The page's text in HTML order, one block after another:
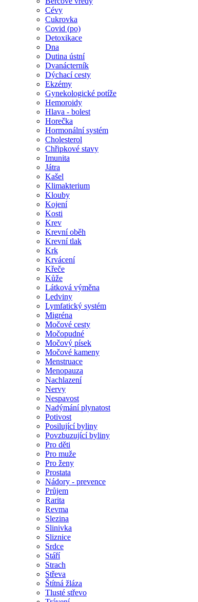
Cévy
Cukrovka
Covid (po)
Detoxikace
Dna
Dutina ústní
Dvanácterník
Dýchací cesty
Ekzémy
Gynekologické potíže
Hemoroidy
Hlava - bolest
Horečka
Hormonální systém
Cholesterol
Chřipkové stavy
Imunita
Játra
Kašel
Klimakterium
Klouby
Kojení
Kosti
Krev
Krevní oběh
Krevní tlak
Krk
Krvácení
Křeče
Kůže
Látková výměna
Ledviny
Lymfatický systém
Migréna
Močové cesty
Močopudné
Močový písek
Močové kameny
Menstruace
Menopauza
Nachlazení
Nervy
Nespavost
Nadýmání plynatost
Potivost
Posilující byliny
Povzbuzující byliny
Pro děti
Pro muže
Pro ženy
Prostata
Nádory - prevence
Průjem
Rarita
Revma
Slezina
Slinivka
Sliznice
Srdce
Stáří
Strach
Střeva
Štítná žláza
Tlusté střevo